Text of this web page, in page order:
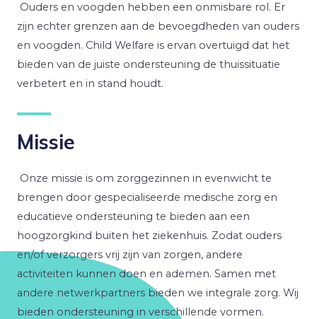
Ouders en voogden hebben een onmisbare rol. Er
zijn echter grenzen aan de bevoegdheden van ouders
en voogden. Child Welfare is ervan overtuigd dat het
bieden van de juiste ondersteuning de thuissituatie
verbetert en in stand houdt.
Missie
Onze missie is om zorggezinnen in evenwicht te
brengen door gespecialiseerde medische zorg en
educatieve ondersteuning te bieden aan een
hoogzorgkind buiten het ziekenhuis. Zodat ouders
en/of verzorgers vrij zijn van zorgen, andere
activiteiten kunnen doen en ademen. Samen met
andere netwerkpartners bieden we integrale zorg. Wij
bieden ondersteuning in verschillende vormen.